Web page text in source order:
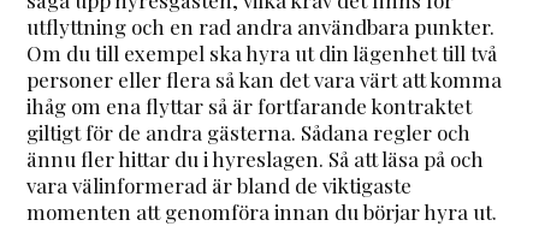
utflyttning och en rad andra användbara punkter.
Om du till exempel ska hyra ut din lägenhet till två
personer eller flera så kan det vara värt att komma
ihåg om ena flyttar så är fortfarande kontraktet
giltigt för de andra gästerna. Sådana regler och
ännu fler hittar du i hyreslagen. Så att läsa på och
vara välinformerad är bland de viktigaste
momenten att genomföra innan du börjar hyra ut.